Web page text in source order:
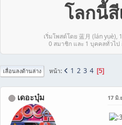
โลกนี้สี
เริ่มโพสต์โดย 蓝月 (lán yuè),
0 สมาชิก และ 1 บุคคลทั่วไป
เลื่อนลงด้านล่าง หน้า 1 2 3 4 5
เดอะบุ๋ม 17 มิ.